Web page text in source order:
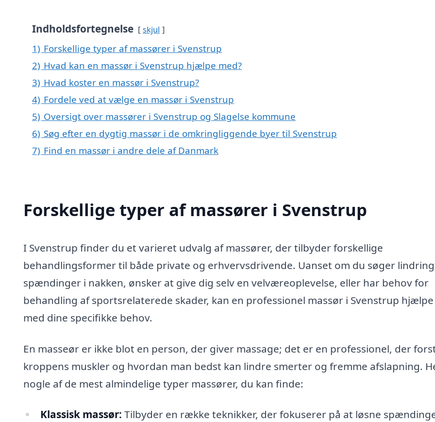
Indholdsfortegnelse skjul
1) Forskellige typer af massører i Svenstrup
2) Hvad kan en massør i Svenstrup hjælpe med?
3) Hvad koster en massør i Svenstrup?
4) Fordele ved at vælge en massør i Svenstrup
5) Oversigt over massører i Svenstrup og Slagelse kommune
6) Søg efter en dygtig massør i de omkringliggende byer til Svenstrup
7) Find en massør i andre dele af Danmark
Forskellige typer af massører i Svenstrup
I Svenstrup finder du et varieret udvalg af massører, der tilbyder forskellige
behandlingsformer til både private og erhvervsdrivende. Uanset om du søger
spændinger i nakken, ønsker at give dig selv en velværeoplevelse, eller har behov for
behandling af sportsrelaterede skader, kan en professionel massør i Svenstrup
med dine specifikke behov.
En masseør er ikke blot en person, der giver massage; det er en professionel, der
kroppens muskler og hvordan man bedst kan lindre smerter og fremme afslapning.
nogle af de mest almindelige typer massører, du kan finde:
Klassisk massør: Tilbyder en række teknikker, der fokuserer på at løsne